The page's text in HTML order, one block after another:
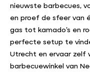
nieuwste barbecues,
en proef de sfeer van
gas tot kamado’s en
perfecte setup te
Utrecht en ervaar zelf
barbecuewinkel van